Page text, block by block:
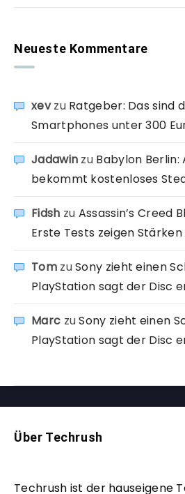
Neueste Kommentare
xevzu Ratgeber: Das sind
Smartphones unter 300
Jadawin zu Babylon Berlin:
bekommt kostenloses
Fidsh zu Assassin’s Creed
Erste Tests zeigen
TomzuSony zieht einen
PlayStation sagt der Disc
Marc zuSony zieht einen
PlayStation sagt der Disc
Über Techrush
Techrush ist der hauseigene